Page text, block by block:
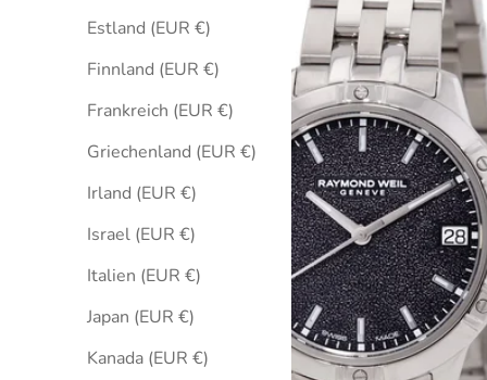
Estland (EUR €)
Finnland (EUR €)
Frankreich (EUR €)
Griechenland (EUR €)
Irland (EUR €)
Israel (EUR €)
Italien (EUR €)
Japan (EUR €)
Kanada (EUR €)